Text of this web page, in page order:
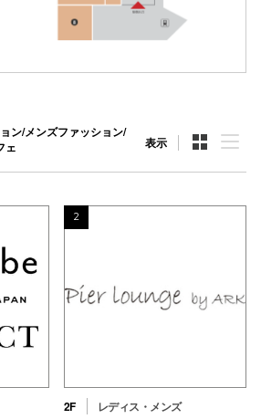
ン/メンズファッション/
ェ
表示
2
2F レディス・メンズ
新百合丘